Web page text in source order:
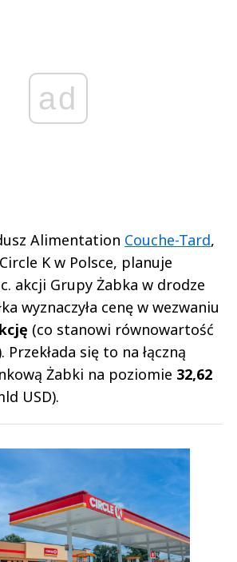
ad
Alimentation Couche-Tard,
K w Polsce, planuje
akcji Grupy Żabka w drodze
wyznaczyła cenę w wezwaniu
(co stanowi równowartość
Przekłada się to na łączną
Żabki na poziomie 32,62
USD).